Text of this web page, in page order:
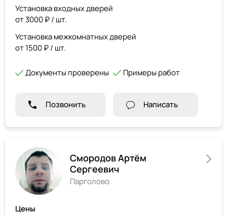
Установка входных дверей
от 3000 ₽ / шт.
Установка межкомнатных дверей
от 1500 ₽ / шт.
Документы проверены Примеры работ
Позвонить Написать
Смородов Артём
Сергеевич
Парголово
Цены